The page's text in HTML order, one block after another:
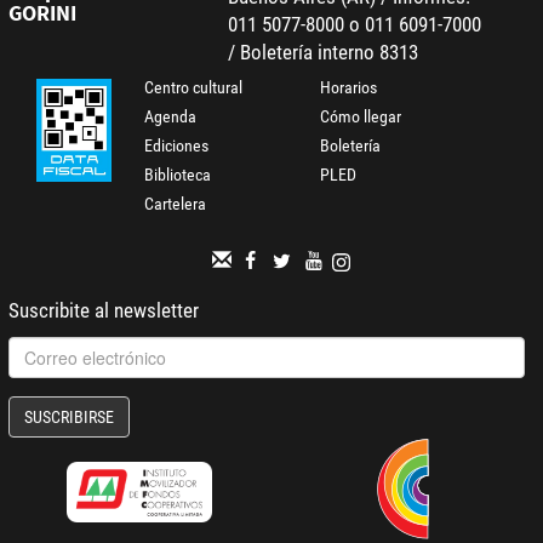
GORINI
011 5077-8000 o 011 6091-7000
/ Boletería interno 8313
Centro cultural
Agenda
Ediciones
Biblioteca
Cartelera
Horarios
Cómo llegar
Boletería
PLED
Suscribite al newsletter
SUSCRIBIRSE